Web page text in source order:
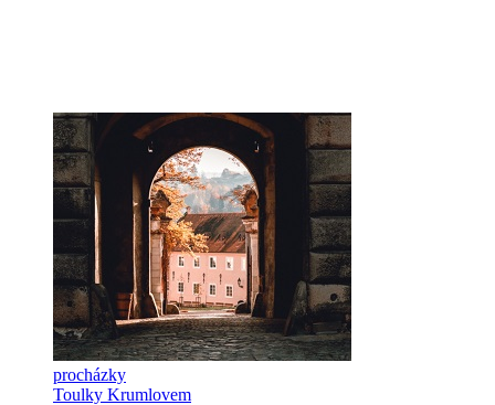
procházky
Toulky Krumlovem